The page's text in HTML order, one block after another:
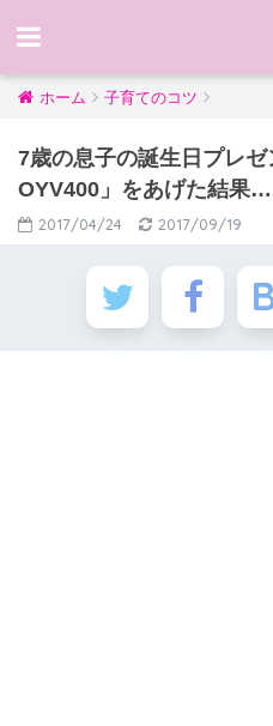
ホーム 子育てのコツ
7歳の息子の誕生日プレ
OYV400」をあげた結果…
2017/04/24 2017/09/19